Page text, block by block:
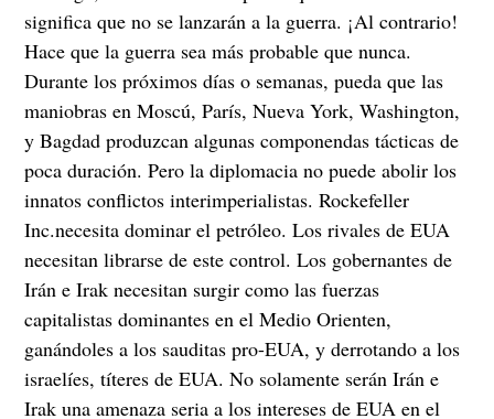
significa que no se lanzarán a la guerra. ¡Al contrario!
Hace que la guerra sea más probable que nunca.
Durante los próximos días o semanas, pueda que las
maniobras en Moscú, París, Nueva York, Washington,
y Bagdad produzcan algunas componendas tácticas de
poca duración. Pero la diplomacia no puede abolir los
innatos conflictos interimperialistas. Rockefeller
Inc.necesita dominar el petróleo. Los rivales de EUA
necesitan librarse de este control. Los gobernantes de
Irán e Irak necesitan surgir como las fuerzas
capitalistas dominantes en el Medio Orienten,
ganándoles a los sauditas pro-EUA, y derrotando a los
israelíes, títeres de EUA. No solamente serán Irán e
Irak una amenaza seria a los intereses de EUA en el